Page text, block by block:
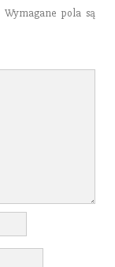
Wymagane pola są